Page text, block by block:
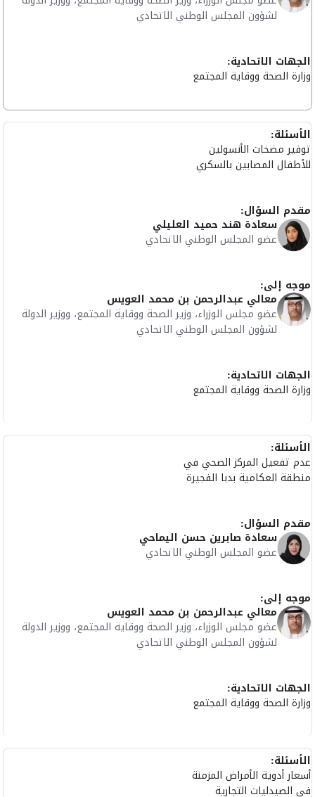
لشؤون المجلس الوطني الاتحادي
الجهات الاتحادية:
وزارة الصحة ووقاية المجتمع
الأسئلة:
توفير مضخات الأنسولين
للأطفال المصابين بالسكري
مقدم السؤال:
سعادة هند حميد العليلي
عضو المجلس الوطني الاتحادي
موجه إلى:
معالي عبدالرحمن بن محمد العويس
عضو مجلس الوزراء، وزير الصحة ووقاية المجتمع، ووزير الدولة
لشؤون المجلس الوطني الاتحادي
الجهات الاتحادية:
وزارة الصحة ووقاية المجتمع
الأسئلة:
عدم تفعيل المركز الصحي في
منطقة العكامية بدبا الفجيرة
مقدم السؤال:
سعادة صابرين حسن اليماحي
عضو المجلس الوطني الاتحادي
موجه إلى:
معالي عبدالرحمن بن محمد العويس
عضو مجلس الوزراء، وزير الصحة ووقاية المجتمع، ووزير الدولة
لشؤون المجلس الوطني الاتحادي
الجهات الاتحادية:
وزارة الصحة ووقاية المجتمع
الأسئلة:
أسعار أدوية الأمراض المزمنة
في الصيدليات التجارية